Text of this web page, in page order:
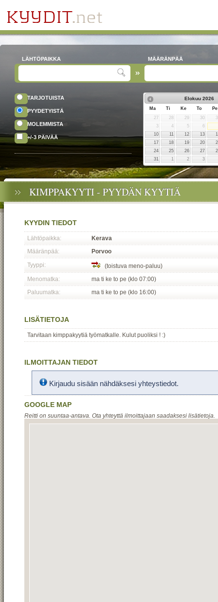
LÄHTÖPAIKKA MÄÄRÄNPÄÄ
TARJOTUISTA
PYYDETYISTÄ
MOLEMMISTA
+/-3 PÄIVÄÄ
Elokuu 2026
Ma Ti Ke To
Pe
27
28 29 30
3
4 5
6
10
11 12 13
17
18 19 20
24
25 26 27
31
1 2 3
KIMPPAKYYTI - PYYDÄN KYYTIÄ
KYYDIN TIEDOT
Lähtöpaikka:
Kerava
Määränpää:
Porvoo
Tyyppi:
(toistuva meno-paluu)
Menomatka:
ma ti ke to pe (klo 07:00)
Paluumatka:
ma ti ke to pe (klo 16:00)
LISÄTIETOJA
Tarvitaan kimppakyytiä työmatkalle. Kulut puoliksi ! :)
ILMOITTAJAN TIEDOT
Kirjaudu sisään nähdäksesi yhteystiedot.
GOOGLE MAP
Reitti on suuntaa-antava. Ota yhteyttä ilmoittajaan saadaksesi lisätietoja.